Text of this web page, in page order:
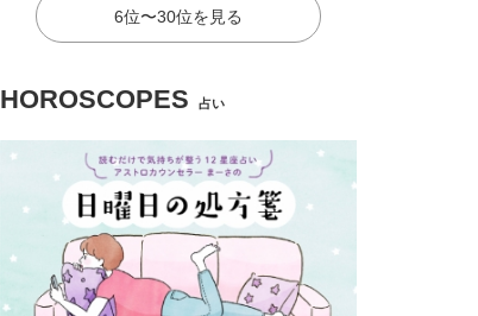
6位〜30位を見る
HOROSCOPES 占い